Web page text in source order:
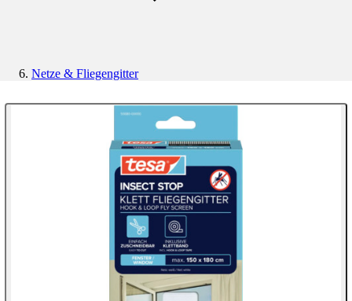
Netze & Fliegengitter